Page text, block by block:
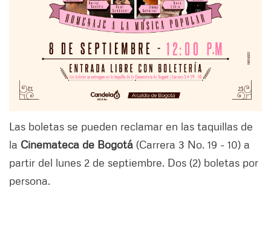
Las boletas se pueden reclamar en las taquillas de
la Cinemateca de Bogotá (Carrera 3 No. 19 - 10) a
partir del lunes 2 de septiembre. Dos (2) boletas por
persona.